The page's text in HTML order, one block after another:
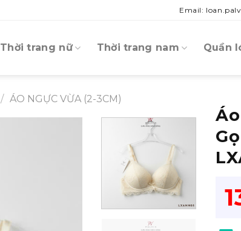
Email:
Thời trang nữ Thời trang nam Quần
/ ÁO NGỰC VỪA (2-3CM)